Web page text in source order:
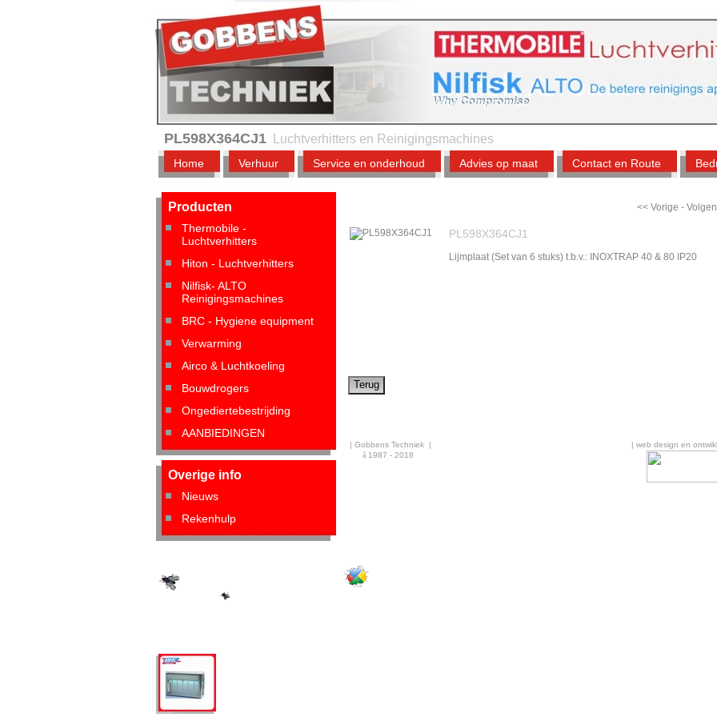
PL598X364CJ1 Luchtverhitters en Reinigingsmachines
Home Verhuur Service en onderhoud Advies op maat Contact en Route
Producten
Thermobile -
Luchtverhitters
Hiton - Luchtverhitters
Nilfisk- ALTO
Reinigingsmachines
BRC - Hygiene equipment
Verwarming
Airco & Luchtkoeling
Bouwdrogers
Ongediertebestrijding
AANBIEDINGEN
Overige info
Nieuws
Rekenhulp
<< Vorige -
PL598X364CJ1
Lijmplaat (Set van 6 stuks) t.b.v.: INOXTRAP 40 & 80 IP20
| Gobbens Techniek |
| web design en
ã 1987 - 2018